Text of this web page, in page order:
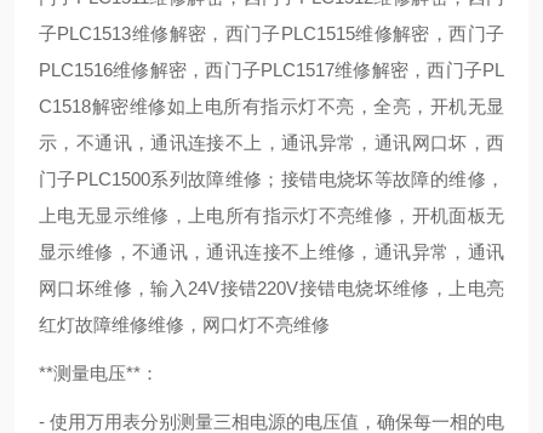
子PLC1513维修解密，西门子PLC1515维修解密，西门子
PLC1516维修解密，西门子PLC1517维修解密，西门子PL
C1518解密维修如上电所有指示灯不亮，全亮，开机无显
示，不通讯，通讯连接不上，通讯异常，通讯网口坏，西
门子PLC1500系列故障维修；接错电烧坏等故障的维修，
上电无显示维修，上电所有指示灯不亮维修，开机面板无
显示维修，不通讯，通讯连接不上维修，通讯异常，通讯
网口坏维修，输入24V接错220V接错电烧坏维修，上电亮
红灯故障维修维修，网口灯不亮维修
**测量电压**：
- 使用万用表分别测量三相电源的电压值，确保每一相的电